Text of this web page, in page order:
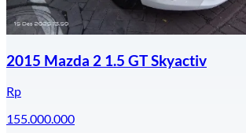
2015 Mazda 2 1.5 GT Skyactiv
Rp
155.000.000